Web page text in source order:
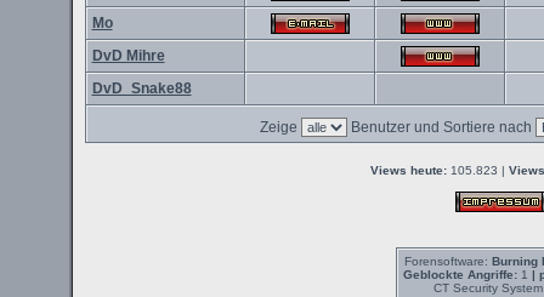
Mo
DvD Mihre
DvD_Snake88
Zeige Benutzer und Sortiere nach
Views heute:105.823 |
Forensoftware: Burning
Geblockte Angriffe:1 |
CT Security